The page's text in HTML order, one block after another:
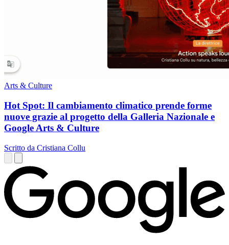
Arts & Culture
Hot Spot: Il cambiamento climatico prende forme
nuove grazie al progetto della Galleria Nazionale e
Google Arts & Culture
Scritto da Cristiana Collu